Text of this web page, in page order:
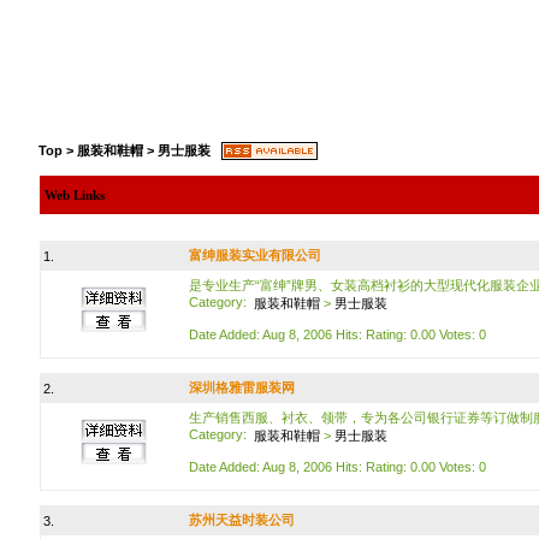
Top > 服装和鞋帽 > 男士服装
Web Links
1.
富绅服装实业有限公司
是专业生产“富绅”牌男、女装高档衬衫的大型现代化服装企业
Category: 服装和鞋帽 > 男士服装
Date Added: Aug 8, 2006 Hits: Rating: 0.00 Votes: 0
2. 深圳格雅雷服装网
生产销售西服、衬衣、领带，专为各公司银行证券等订做制
Category: 服装和鞋帽 > 男士服装
Date Added: Aug 8, 2006 Hits: Rating: 0.00 Votes: 0
3. 苏州天益时装公司